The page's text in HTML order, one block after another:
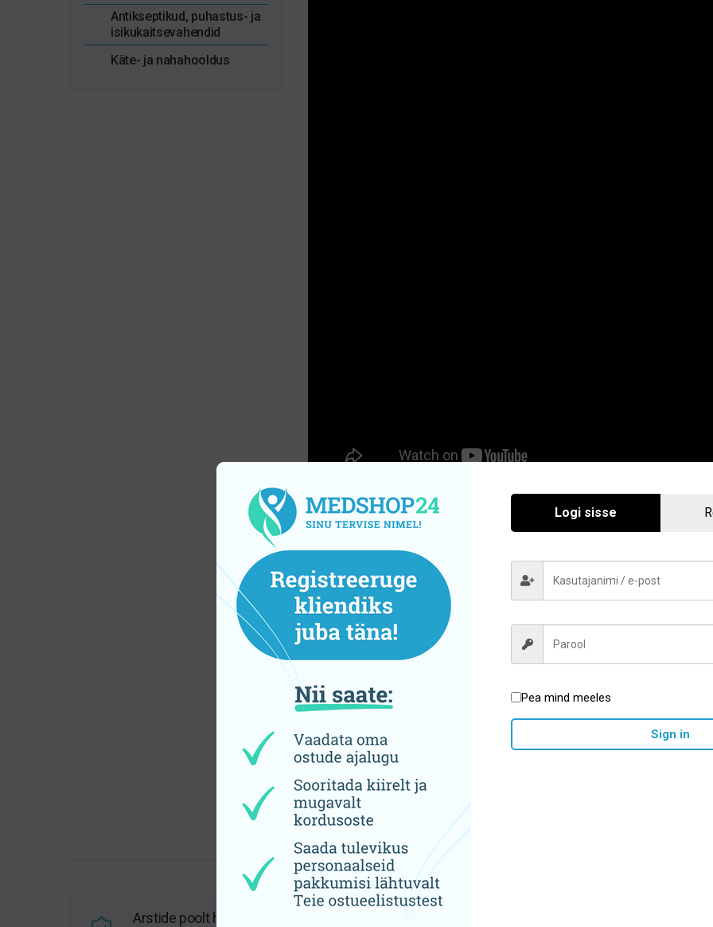
Antikseptikud, puhastus- ja
isikukaitsevahendid
Käte- ja nahahooldus
Sulle võib meeldida ka…
Oral-B Essential floss vahatatud
4,65
Lisa korvi
Laost otsas
Arstide poolt heaks kiidetud
Logi sisse
Pea mind meeles
Sign in